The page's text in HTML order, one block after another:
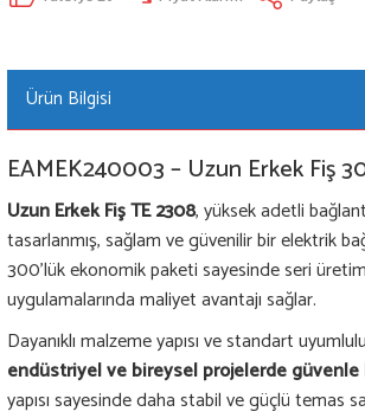
Ürün Bilgisi
EAMEK240003 – Uzun Erkek Fiş
Uzun Erkek Fiş TE 2308, yüksek adetli
tasarlanmış, sağlam ve güvenilir bir elektrik
300’lük ekonomik paketi sayesinde seri
uygulamalarında maliyet avantajı sağlar.
Dayanıklı malzeme yapısı ve standart
endüstriyel ve bireysel projelerde güvenle
yapısı sayesinde daha stabil ve güçlü temas